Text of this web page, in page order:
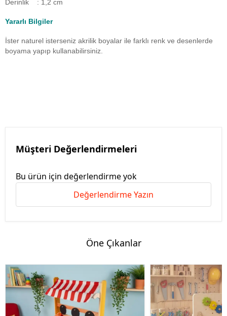
Derinlik : 1,2 cm
Yararlı Bilgiler
İster naturel isterseniz akrilik boyalar ile farklı renk ve desenlerde
boyama yapıp kullanabilirsiniz.
Müşteri Değerlendirmeleri
Bu ürün için değerlendirme yok
Değerlendirme Yazın
Öne Çıkanlar